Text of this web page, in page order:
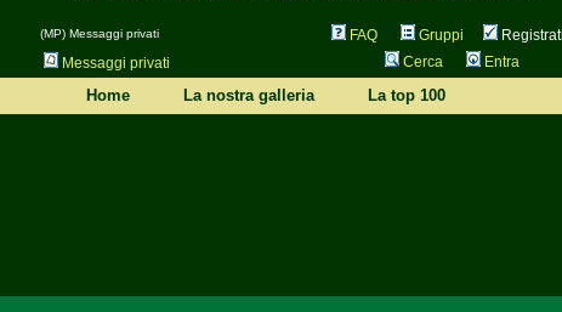
(MP) Messaggi privati FAQ Gruppi
Messaggi privati
Cerca Entra
Home La nostra galleria La top 100